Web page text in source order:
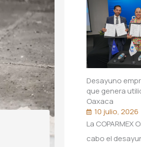
Desayuno
que genera
Oaxaca
10 julio, 2026
La COPARMEX
cabo el